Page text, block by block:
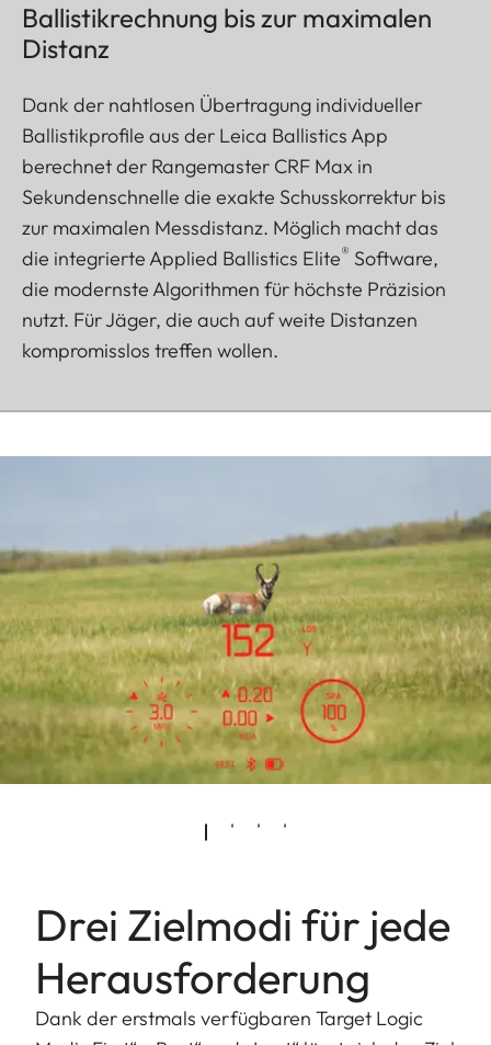
Ballistikrechnung bis zur maximalen
Distanz
Dank der nahtlosen Übertragung individueller
Ballistikprofile aus der Leica Ballistics App
berechnet der Rangemaster CRF Max in
Sekundenschnelle die exakte Schusskorrektur bis
zur maximalen Messdistanz. Möglich macht das
die integrierte Applied Ballistics Elite® Software,
die modernste Algorithmen für höchste Präzision
nutzt. Für Jäger, die auch auf weite Distanzen
kompromisslos treffen wollen.
Drei Zielmodi für jede
Herausforderung
Dank der erstmals verfügbaren Target Logic